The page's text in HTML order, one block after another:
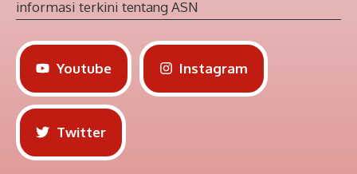
informasi terkini tentang ASN
Youtube Instagram
Twitter